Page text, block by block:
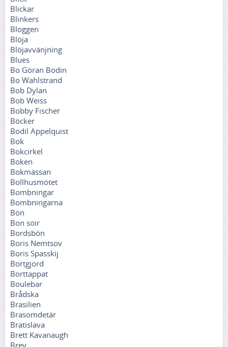
Blickar
Blinkers
Bloggen
Blöja
Blöjavvänjning
Blues
Bo Göran Bodin
Bo Wahlstrand
Bob Dylan
Bob Weiss
Bobby Fischer
Böcker
Bodil Appelquist
Bok
Bokcirkel
Boken
Bokmässan
Bollhusmötet
Bombningar
Bombningarna
Bön
Bon soir
Bordsbön
Boris Nemtsov
Boris Spasskij
Bortgjord
Borttappat
Boulebar
Brådska
Brasilien
Brasomdetär
Bratislava
Brett Kavanaugh
Brev